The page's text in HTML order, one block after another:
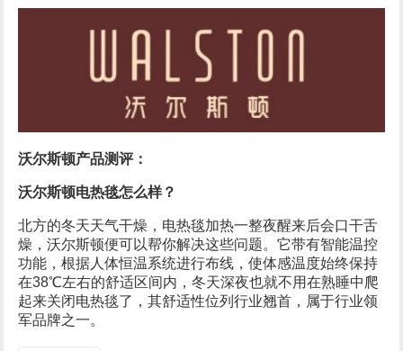
沃尔斯顿产品测评：
沃尔斯顿电热毯怎么样？
北方的冬天天气干燥，电热毯加热一整夜醒来后会口干舌
燥，沃尔斯顿便可以帮你解决这些问题。它带有智能温控
功能，根据人体恒温系统进行布线，使体感温度始终保持
在38℃左右的舒适区间内，冬天深夜也就不用在熟睡中爬
起来关闭电热毯了，其舒适性位列行业翘首，属于行业领
军品牌之一。